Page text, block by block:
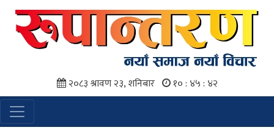
२०८३ श्रावण २३, शनिबार १० : ४५ : ४३